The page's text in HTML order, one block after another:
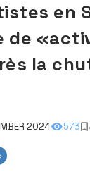
en
de
la
2024 573